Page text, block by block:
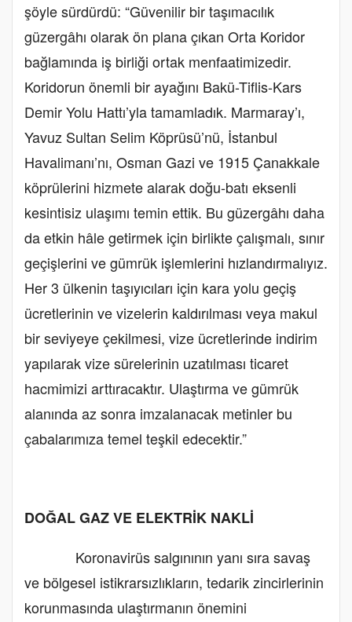
şöyle sürdürdü: “Güvenilir bir taşımacılık
güzergâhı olarak ön plana çıkan Orta Koridor
bağlamında iş birliği ortak menfaatimizedir.
Koridorun önemli bir ayağını Bakü-Tiflis-Kars
Demir Yolu Hattı’yla tamamladık. Marmaray’ı,
Yavuz Sultan Selim Köprüsü’nü, İstanbul
Havalimanı’nı, Osman Gazi ve 1915 Çanakkale
köprülerini hizmete alarak doğu-batı eksenli
kesintisiz ulaşımı temin ettik. Bu güzergâhı daha
da etkin hâle getirmek için birlikte çalışmalı, sınır
geçişlerini ve gümrük işlemlerini hızlandırmalıyız.
Her 3 ülkenin taşıyıcıları için kara yolu geçiş
ücretlerinin ve vizelerin kaldırılması veya makul
bir seviyeye çekilmesi, vize ücretlerinde indirim
yapılarak vize sürelerinin uzatılması ticaret
hacmimizi arttıracaktır. Ulaştırma ve gümrük
alanında az sonra imzalanacak metinler bu
çabalarımıza temel teşkil edecektir.”
DOĞAL GAZ VE ELEKTRİK NAKLİ
Koronavirüs salgınının yanı sıra savaş
ve bölgesel istikrarsızlıkların, tedarik zincirlerinin
korunmasında ulaştırmanın önemini